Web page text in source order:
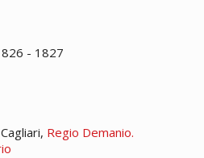
- 1827
Regio Demanio.